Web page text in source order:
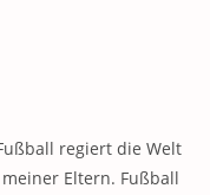
regiert die Welt
Eltern. Fußball